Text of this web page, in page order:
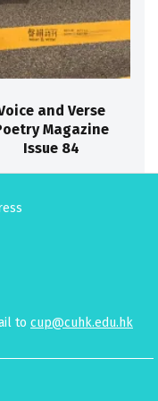
and Verse
Magazine
Issue 84
to cup@cuhk.edu.hk